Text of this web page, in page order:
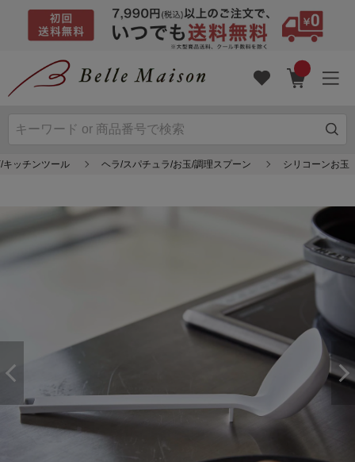
キッチンツール ヘラ/スパチュラ/お玉/調理スプーン シリコーンお玉